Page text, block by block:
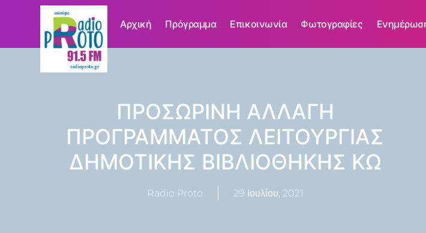
Αρχική Πρόγραμμα Επικοινωνία Φωτογραφίες
ΠΡΟΣΩΡΙΝΗ ΑΛΛΑΓΗ
ΠΡΟΓΡΑΜΜΑΤΟΣ ΛΕΙΤΟΥΡΓΙΑΣ
ΔΗΜΟΤΙΚΗΣ ΒΙΒΛΙΟΘΗΚΗΣ ΚΩ
Radio Proto 29 Ιουλίου, 2021